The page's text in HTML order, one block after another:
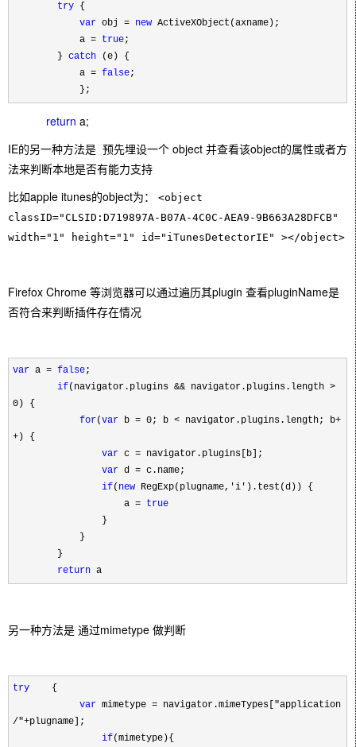
try {
var obj = new ActiveXObject(axname);
a = true;
} catch (e) {
a = false;
};
return a;
IE的另一种方法是 预先埋设一个 object 并查看该object的属性或者方
法来判断本地是否有能力支持
比如apple itunes的object为：
<object
classID="CLSID:D719897A-B07A-4C0C-AEA9-9B663A28DFCB"
width="1" height="1" id="iTunesDetectorIE" ></object>
Firefox Chrome 等浏览器可以通过遍历其plugin 查看pluginName是
否符合来判断插件存在情况
var a = false;
if(navigator.plugins && navigator.plugins.length >
0) {
for(var b = 0; b < navigator.plugins.length; b+
+) {
var c = navigator.plugins[b];
var d = c.name;
if( new RegExp(plugname,'i').test(d)) {
a = true
}
}
}
return a
另一种方法是 通过mimetype 做判断
try {
var mimetype = navigator.mimeTypes["application
/"+plugname];
if(mimetype){